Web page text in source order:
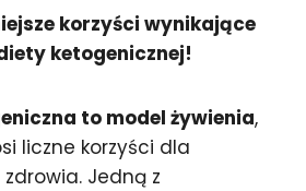
korzyści wynikające
ketogenicznej!
to model żywienia,
liczne korzyści dla
Jedną z